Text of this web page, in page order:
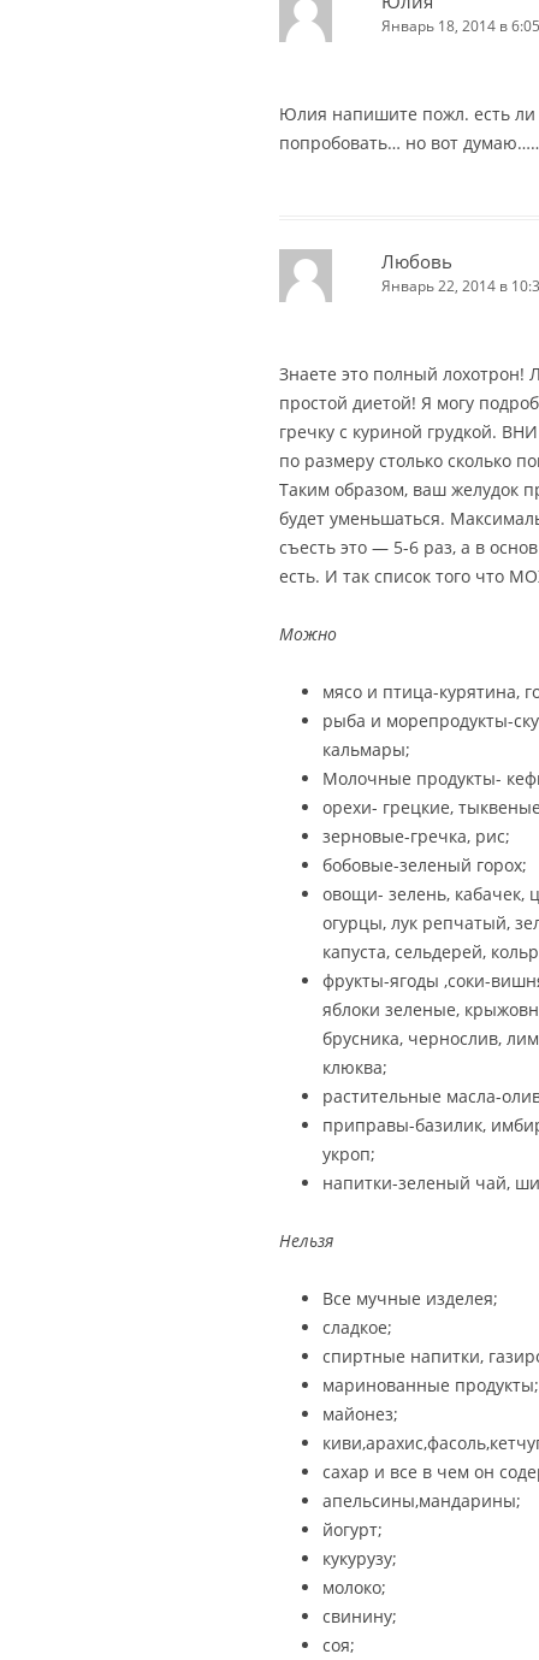
Январь 18, 2014 в
Юлия напишите пожл. есть ли
попробовать… но вот
Любовь
Январь 22, 2014 в
Знаете это полный лохотрон!
простой диетой! Я могу
гречку с куриной грудкой.
по размеру столько сколько
Таким образом, ваш желудок
будет уменьшаться.
съесть это — 5-6 раз, а в
есть. И так список того что
Можно
мясо и птица-курятина,
рыба и морепродукты-
кальмары;
Молочные продукты-
орехи- грецкие,
зерновые-гречка, рис;
бобовые-зеленый горох;
овощи- зелень, кабачек,
огурцы, лук репчатый,
капуста, сельдерей,
фрукты-ягоды ,соки-
яблоки зеленые,
брусника, чернослив,
клюква;
растительные масла-
приправы-базилик,
укроп;
напитки-зеленый чай,
Нельзя
Все мучные изделея;
сладкое;
спиртные напитки,
маринованные продукты;
майонез;
сахар и все в чем он
апельсины,мандарины;
йогурт;
кукурузу;
молоко;
свинину;
соя;